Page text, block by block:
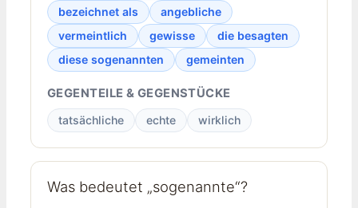
bezeichnet als
angebliche
vermeintlich
gewisse
die besagten
diese sogenannten
gemeinten
GEGENTEILE & GEGENSTÜCKE
tatsächliche echte wirklich
Was bedeutet „sogenannte“?